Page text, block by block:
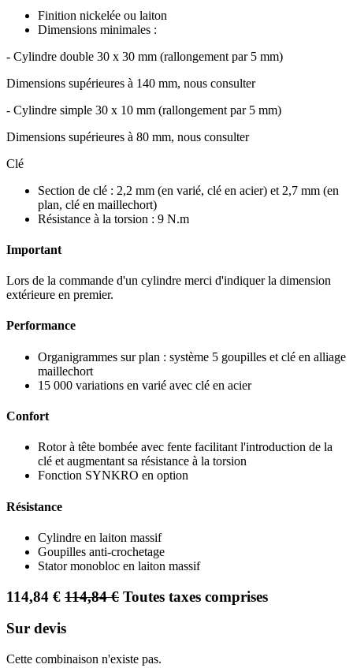
Finition nickelée ou laiton
Dimensions minimales :
- Cylindre double 30 x 30 mm (rallongement par 5 mm)
Dimensions supérieures à 140 mm, nous consulter
- Cylindre simple 30 x 10 mm (rallongement par 5 mm)
Dimensions supérieures à 80 mm, nous consulter
Clé
Section de clé : 2,2 mm (en varié, clé en acier) et 2,7 mm (en
plan, clé en maillechort)
Résistance à la torsion : 9 N.m
Important
Lors de la commande d'un cylindre merci d'indiquer la dimension
extérieure en premier.
Performance
Organigrammes sur plan : système 5 goupilles et clé en alliage
maillechort
15 000 variations en varié avec clé en acier
Confort
Rotor à tête bombée avec fente facilitant l'introduction de la
clé et augmentant sa résistance à la torsion
Fonction SYNKRO en option
Résistance
Cylindre en laiton massif
Goupilles anti-crochetage
Stator monobloc en laiton massif
114,84 € 114,84€ Toutes taxes comprises
Sur devis
Cette combinaison n'existe pas.